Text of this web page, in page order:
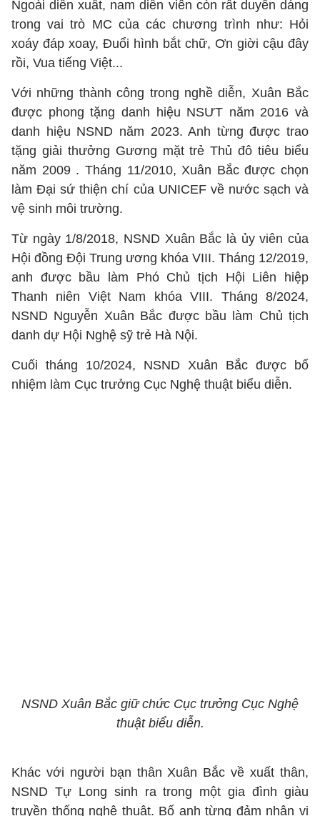
Ngoài diễn xuất, nam diễn viên còn rất duyên dáng
trong vai trò MC của các chương trình như: Hỏi
xoáy đáp xoay, Đuổi hình bắt chữ, Ơn giời cậu đây
rồi, Vua tiếng Việt...
Với những thành công trong nghề diễn, Xuân Bắc
được phong tặng danh hiệu NSƯT năm 2016 và
danh hiệu NSND năm 2023. Anh từng được trao
tặng giải thưởng Gương mặt trẻ Thủ đô tiêu biểu
năm 2009 . Tháng 11/2010, Xuân Bắc được chọn
làm Đại sứ thiện chí của UNICEF về nước sạch và
vệ sinh môi trường.
Từ ngày 1/8/2018, NSND Xuân Bắc là ủy viên của
Hội đồng Đội Trung ương khóa VIII. Tháng 12/2019,
anh được bầu làm Phó Chủ tịch Hội Liên hiệp
Thanh niên Việt Nam khóa VIII. Tháng 8/2024,
NSND Nguyễn Xuân Bắc được bầu làm Chủ tịch
danh dự Hội Nghệ sỹ trẻ Hà Nội.
Cuối tháng 10/2024, NSND Xuân Bắc được bổ
nhiệm làm Cục trưởng Cục Nghệ thuật biểu diễn.
NSND Xuân Bắc giữ chức Cục trưởng Cục Nghệ
thuật biểu diễn.
Khác với người bạn thân Xuân Bắc về xuất thân,
NSND Tự Long sinh ra trong một gia đình giàu
truyền thống nghệ thuật. Bố anh từng đảm nhận vị